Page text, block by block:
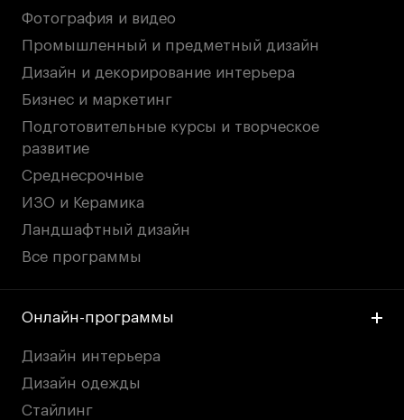
Фотография и видео
Промышленный и предметный дизайн
Дизайн и декорирование интерьера
Бизнес и маркетинг
Подготовительные курсы и творческое
развитие
Среднесрочные
ИЗО и Керамика
Ландшафтный дизайн
Все программы
Онлайн-программы
Дизайн интерьера
Дизайн одежды
Стайлинг